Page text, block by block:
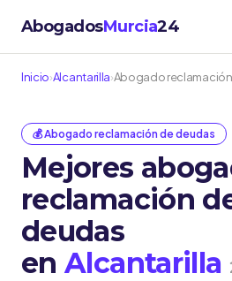
AbogadosMurcia24
Inicio›Alcantarilla›Abogado
💰 Abogado reclamación de deudas
Mejores
reclamación
deudas
enAlcantarilla